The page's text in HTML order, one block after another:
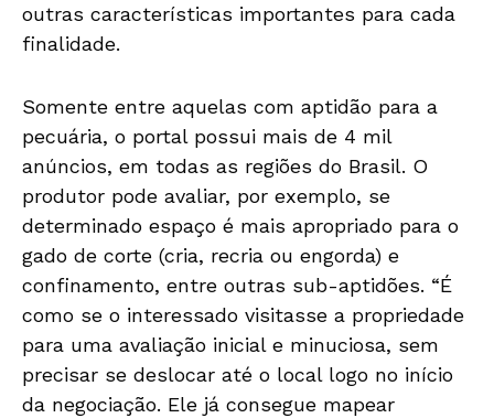
outras características importantes para cada
finalidade.
Somente entre aquelas com aptidão para a
pecuária, o portal possui mais de 4 mil
anúncios, em todas as regiões do Brasil. O
produtor pode avaliar, por exemplo, se
determinado espaço é mais apropriado para o
gado de corte (cria, recria ou engorda) e
confinamento, entre outras sub-aptidões. “É
como se o interessado visitasse a propriedade
para uma avaliação inicial e minuciosa, sem
precisar se deslocar até o local logo no início
da negociação. Ele já consegue mapear